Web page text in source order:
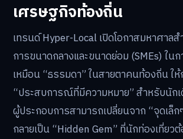
เศรษฐกิจท้องถิ่น
เทรนด์ Hyper-Local เปิดโอกาสมหาศาล
การขนาดกลางและขนาดย่อม (SMEs) ใน
เหมือน “ธรรมดา” ในสายตาคนท้องถิ่น ให้
“ประสบการณ์ที่มีความหมาย” สำหรับนักเ
ผู้ประกอบการสามารถเปลี่ยนจาก “จุดเล็
กลายเป็น “Hidden Gem” ที่นักท่องเที่ยวต้